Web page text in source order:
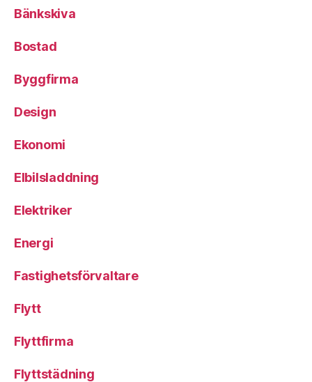
Bänkskiva
Bostad
Byggfirma
Design
Ekonomi
Elbilsladdning
Elektriker
Energi
Fastighetsförvaltare
Flytt
Flyttfirma
Flyttstädning